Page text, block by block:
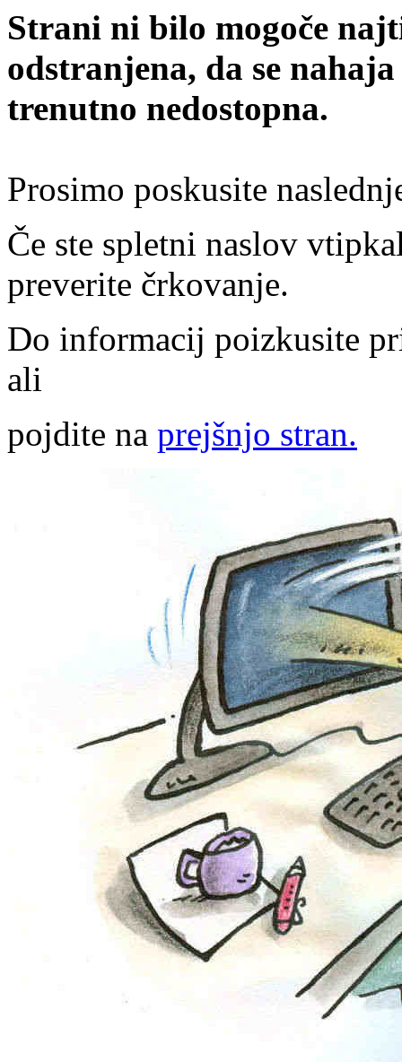
Strani ni bilo mogoče
odstranjena, da se
trenutno nedostopna.
Prosimo poskusite
Če ste spletni naslov
preverite črkovanje.
Do informacij poizkusite
ali
pojdite na prejšnjo stran.